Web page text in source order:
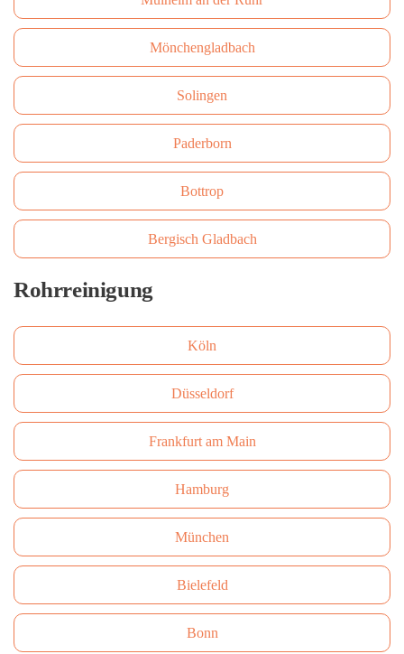
Mönchengladbach
Solingen
Paderborn
Bottrop
Bergisch Gladbach
Rohrreinigung
Köln
Düsseldorf
Frankfurt am Main
Hamburg
München
Bielefeld
Bonn